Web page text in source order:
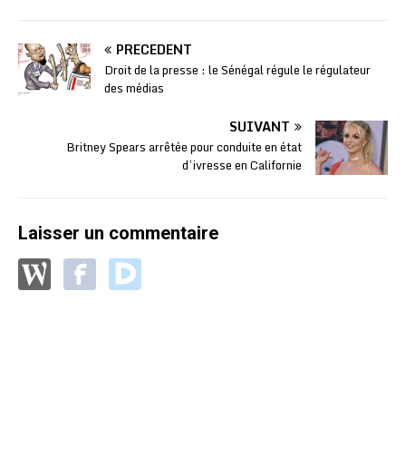
PRÉCÉDENT
Droit de la presse : le Sénégal régule le régulateur
des médias
SUIVANT
Britney Spears arrêtée pour conduite en état
d’ivresse en Californie
Laisser un commentaire